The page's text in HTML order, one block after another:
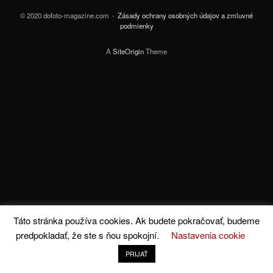
© 2020 dofoto-magazine.com
Zásady ochrany osobných údajov a zmluvné
podmienky
A SiteOriginTheme
Táto stránka používa cookies. Ak budete pokračovať, budeme
predpokladať, že ste s ňou spokojní.
Nastavenia cookie
PRIJAŤ